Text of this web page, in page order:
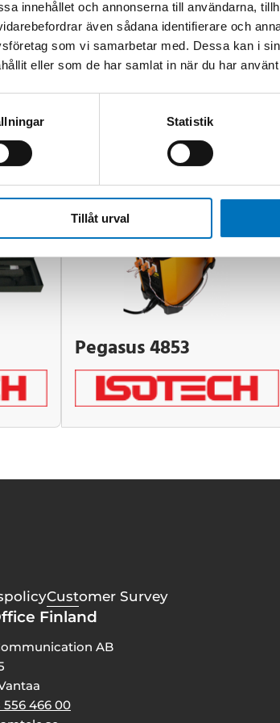
innehållet och annonserna till användarna,
även sådana identifierare och
som vi samarbetar med. Dessa kan i
eller som de har samlat in när du har
Statistik
Tillåt urval
Pegasus 4853
Customer Survey
Finland
AB
556 466 00